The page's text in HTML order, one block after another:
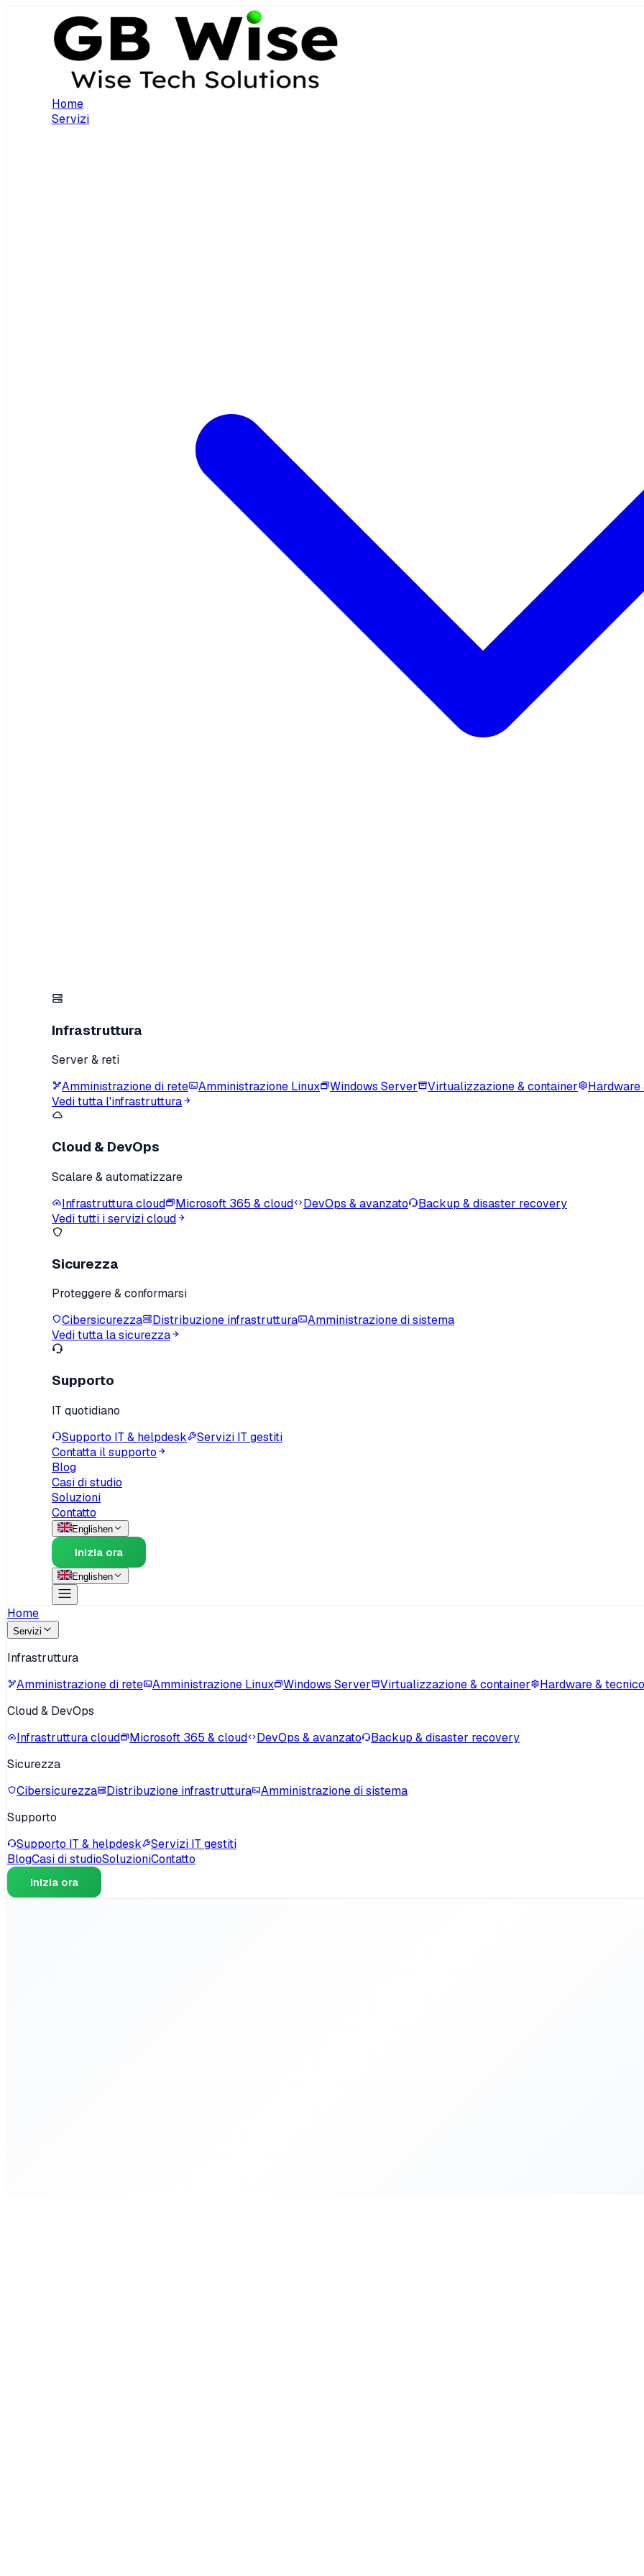
Home
Servizi
Infrastruttura
Server & reti
Amministrazione di rete
Amministrazione Linux Windows Server Virtualizzazione & container
Vedi tutta l'infrastruttura
Cloud & DevOps
Scalare & automatizzare
Infrastruttura cloud
Microsoft 365 & cloud DevOps & avanzato
Backup & disaster recovery
Vedi tutti i servizi cloud
Sicurezza
Proteggere & conformarsi
Cibersicurezza
Distribuzione infrastruttura
Amministrazione di sistema
Vedi tutta la sicurezza
Supporto
IT quotidiano
Supporto IT & helpdesk
Servizi IT gestiti
Contatta il supporto
Blog
Casi di studio
Soluzioni
Contatto
Englishen
Inizia ora
Englishen
Home
Servizi
Infrastruttura
Amministrazione di rete
Amministrazione Linux Windows Server Virtualizzazione & container
Hardware & tecnico
Cloud & DevOps
Infrastruttura cloud
Microsoft 365 & cloud DevOps & avanzato
Backup & disaster recovery
Sicurezza
Cibersicurezza
Distribuzione infrastruttura
Amministrazione di sistema
Supporto
Supporto IT & helpdesk
Servizi IT gestiti
BlogCasi di studioSoluzioniContatto
Inizia ora